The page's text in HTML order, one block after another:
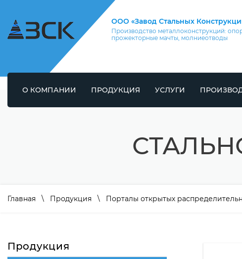
ООО «Завод Стальных
Производство металлоконструкций:
прожекторные мачты, молниеотводы
О КОМПАНИИ ПРОДУКЦИЯ УСЛУГИ
Главная \ Продукция \ Порталы открытых
Продукция